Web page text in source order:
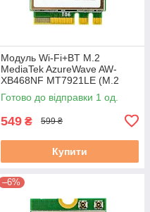
Модуль Wi-Fi+BT M.2
MediaTek AzureWave AW-
XB468NF MT7921LE (M.2
2230, Wi-Fi 6 AX+BT 5.2,
MIMO 2x2) бу
Готово до відправки 1 од.
549 ₴ 599 ₴
Купити
–6%